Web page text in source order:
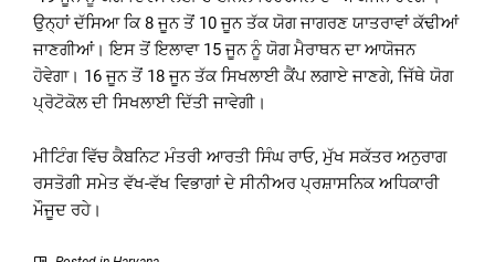
ਉਨ੍ਹਾਂ ਦੱਸਿਆ ਕਿ 8 ਜੂਨ ਤੋਂ 10 ਜੂਨ ਤੱਕ ਯੋਗ ਜਾਗਰਣ ਯਾਤਰਾਵਾਂ ਕੱਢੀਆਂ
ਜਾਣਗੀਆਂ। ਇਸ ਤੋਂ ਇਲਾਵਾ 15 ਜੂਨ ਨੂੰ ਯੋਗ ਮੈਰਾਥਨ ਦਾ ਆਯੋਜਨ
ਹੋਵੇਗਾ। 16 ਜੂਨ ਤੋਂ 18 ਜੂਨ ਤੱਕ ਸਿਖਲਾਈ ਕੈਂਪ ਲਗਾਏ ਜਾਣਗੇ, ਜਿੱਥੇ ਯੋਗ
ਪ੍ਰੋਟੋਕੋਲ ਦੀ ਸਿਖਲਾਈ ਦਿੱਤੀ ਜਾਵੇਗੀ।
ਮੀਟਿੰਗ ਵਿੱਚ ਕੈਬਨਿਟ ਮੰਤਰੀ ਆਰਤੀ ਸਿੰਘ ਰਾਓ, ਮੁੱਖ ਸਕੱਤਰ ਅਨੁਰਾਗ
ਰਸਤੋਗੀ ਸਮੇਤ ਵੱਖ-ਵੱਖ ਵਿਭਾਗਾਂ ਦੇ ਸੀਨੀਅਰ ਪ੍ਰਸ਼ਾਸਨਿਕ ਅਧਿਕਾਰੀ
ਮੌਜੂਦ ਰਹੇ।